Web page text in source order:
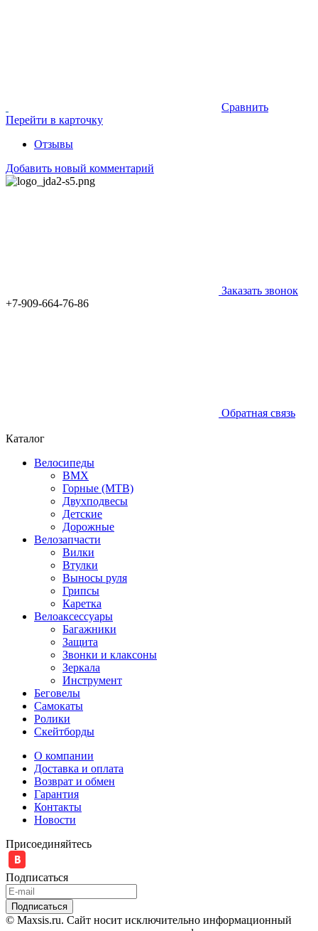
Сравнить
Перейти в карточку
Отзывы
Добавить новый комментарий
Заказать звонок
+7-909-664-76-86
Обратная связь
Каталог
Велосипеды
BMX
Горные (MTB)
Двухподвесы
Детские
Дорожные
Велозапчасти
Вилки
Втулки
Выносы руля
Грипсы
Каретка
Велоаксессуары
Багажники
Защита
Звонки и клаксоны
Зеркала
Инструмент
Беговелы
Самокаты
Ролики
Скейтборды
О компании
Доставка и оплата
Возврат и обмен
Гарантия
Контакты
Новости
Присоединяйтесь
Подписаться
© Maxsis.ru. Сайт носит исключительно информационный